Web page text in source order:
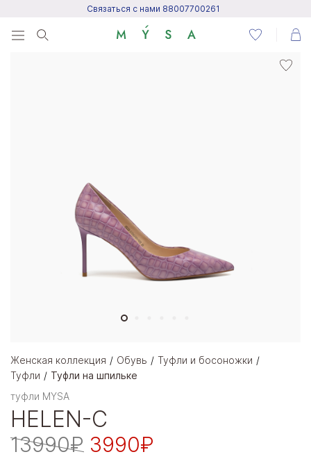
Связаться с нами 88007700261
Женская коллекция Обувь
Туфли и босоножки
Туфли
Туфли на шпильке
туфли MYSA
HELEN-C
13990₽ 3990₽